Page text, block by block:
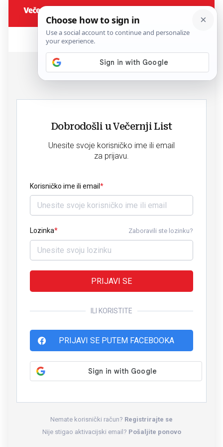
Dobrodošli u Večernji List
Unesite svoje korisničko ime ili email
za prijavu.
Korisničko ime ili email
Lozinka Zaboravili ste lozinku?
PRIJAVI SE
ILI KORISTITE
PRIJAVI SE PUTEM FACEBOOKA
Nemate korisnički račun? Registrirajte se
Nije stigao aktivacijski email? Pošaljite ponovo